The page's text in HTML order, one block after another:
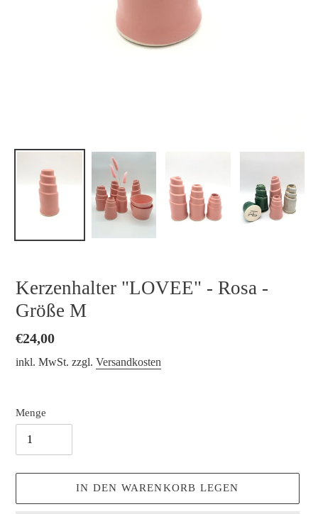
Kerzenhalter "LOVEE" - Rosa -
Größe M
Normaler
Preis
€24,00
inkl. MwSt. zzgl. Versandkosten
Menge
IN DEN WARENKORB LEGEN